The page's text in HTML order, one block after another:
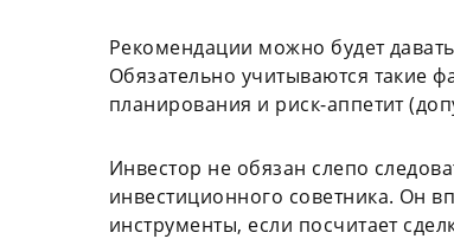
Рекомендации можно будет
Обязательно учитываются такие
планирования и риск-аппетит
Инвестор не обязан слепо
инвестиционного советника. Он
инструменты, если посчитает